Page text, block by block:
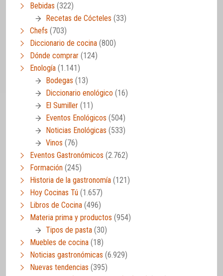
Bebidas (322)
Recetas de Cócteles (33)
Chefs (703)
Diccionario de cocina (800)
Dónde comprar (124)
Enología (1.141)
Bodegas (13)
Diccionario enológico (16)
El Sumiller (11)
Eventos Enológicos (504)
Noticias Enológicas (533)
Vinos (76)
Eventos Gastronómicos (2.762)
Formación (245)
Historia de la gastronomía (121)
Hoy Cocinas Tú (1.657)
Libros de Cocina (496)
Materia prima y productos (954)
Tipos de pasta (30)
Muebles de cocina (18)
Noticias gastronómicas (6.929)
Nuevas tendencias (395)